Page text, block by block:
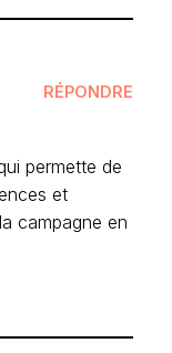
RÉPONDRE
permette de
et
campagne en